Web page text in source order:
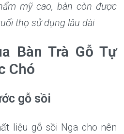
mỹ cao, bàn còn được
thọ sử dụng lâu dài
Bàn Trà Gỗ Tự
Chó
gỗ sồi
liệu gỗ sồi Nga cho nên